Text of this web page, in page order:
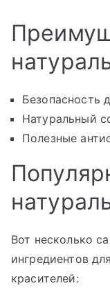
Безопасность
Натуральный
Полезные
Вот несколько
ингредиентов
красителей: